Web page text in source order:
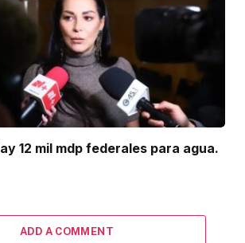
12 mil mdp federales para agua.
ADD A COMMENT